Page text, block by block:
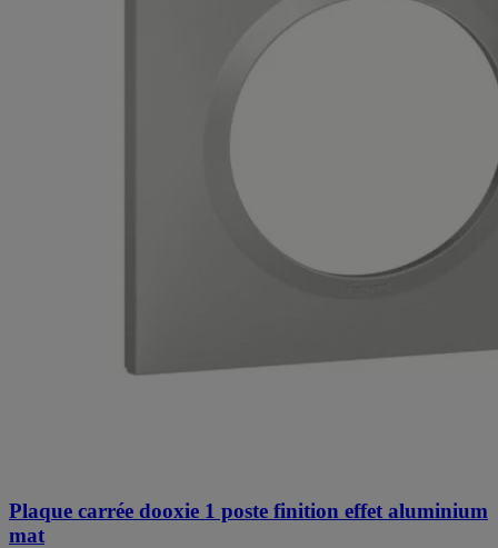
Plaque carrée dooxie 1 poste finition effet aluminium
mat